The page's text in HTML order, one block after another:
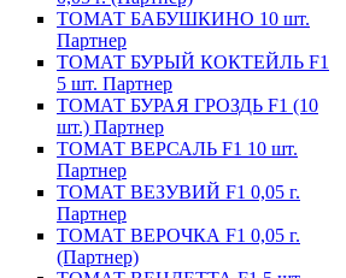
ТОМАТ БАБУШКИНО 10 шт.
Партнер
ТОМАТ БУРЫЙ КОКТЕЙЛЬ F1
5 шт. Партнер
ТОМАТ БУРАЯ ГРОЗДЬ F1 (10
шт.) Партнер
ТОМАТ ВЕРСАЛЬ F1 10 шт.
Партнер
ТОМАТ ВЕЗУВИЙ F1 0,05 г.
Партнер
ТОМАТ ВЕРОЧКА F1 0,05 г.
(Партнер)